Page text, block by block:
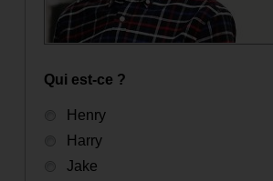
Qui est-ce ?
Henry
Harry
Jake